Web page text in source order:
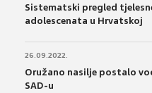
Sistematski pregled
adolescenata u Hrvatskoj
26.09.2022.
Oružano nasilje postalo
SAD-u